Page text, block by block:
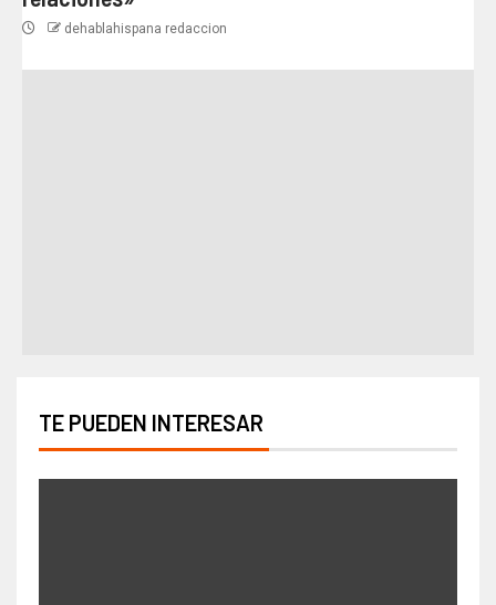
dehablahispana redaccion
TE PUEDEN INTERESAR